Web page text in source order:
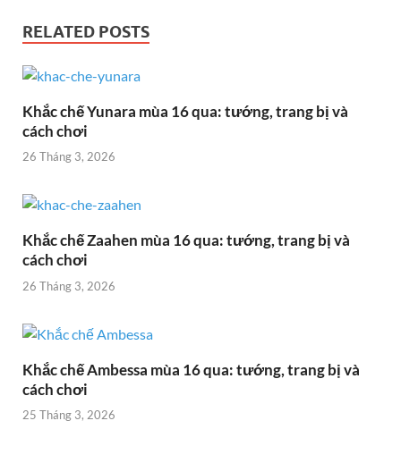
RELATED POSTS
Khắc chế Yunara mùa 16 qua: tướng, trang bị và
cách chơi
26 Tháng 3, 2026
Khắc chế Zaahen mùa 16 qua: tướng, trang bị và
cách chơi
26 Tháng 3, 2026
Khắc chế Ambessa mùa 16 qua: tướng, trang bị và
cách chơi
25 Tháng 3, 2026